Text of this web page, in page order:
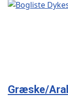
Græske/